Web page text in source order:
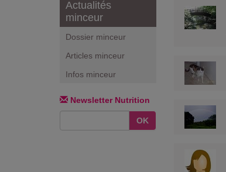
Actualités
minceur
Dossier minceur
Articles minceur
Infos minceur
Newsletter Nutrition
OK